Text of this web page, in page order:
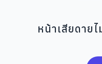
หน้าเสียดาย